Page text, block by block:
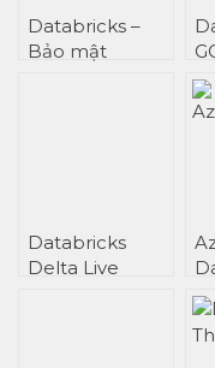
Databricks –
Bảo mật
Databricks
Delta Live